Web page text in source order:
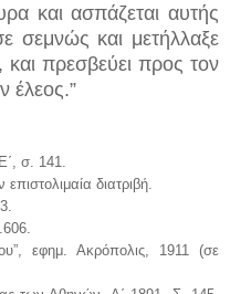
και ασπάζεται αυτής
σεμνώς και μετήλλαξε
και πρεσβεύει προς τον
έλεος.”
σ. 141.
διατριβή.
εφημ. Ακρόπολις, 1911 (σε